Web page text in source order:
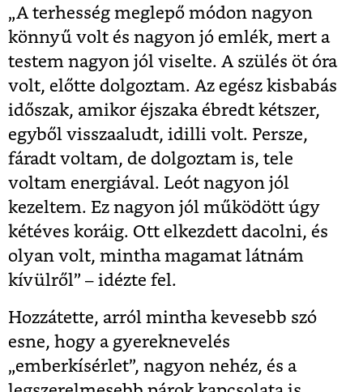
„A terhesség meglepő módon nagyon
könnyű volt és nagyon jó emlék, mert a
testem nagyon jól viselte. A szülés öt óra
volt, előtte dolgoztam. Az egész kisbabás
időszak, amikor éjszaka ébredt kétszer,
egyből visszaaludt, idilli volt. Persze,
fáradt voltam, de dolgoztam is, tele
voltam energiával. Leót nagyon jól
kezeltem. Ez nagyon jól működött úgy
kétéves koráig. Ott elkezdett dacolni, és
olyan volt, mintha magamat látnám
kívülről” – idézte fel.
Hozzátette, arról mintha kevesebb szó
esne, hogy a gyereknevelés
„emberkísérlet”, nagyon nehéz, és a